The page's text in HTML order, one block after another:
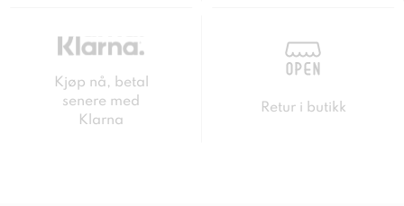
Kjøp nå, betal
senere med
Klarna
Retur i butikk